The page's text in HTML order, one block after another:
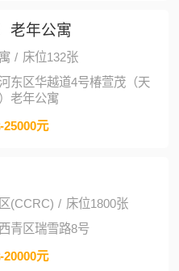
老年公寓
/ 床位132张
东区华越道4号椿萱茂（天
老年公寓
25000元
(CCRC) / 床位1800张
青区瑞雪路8号
20000元